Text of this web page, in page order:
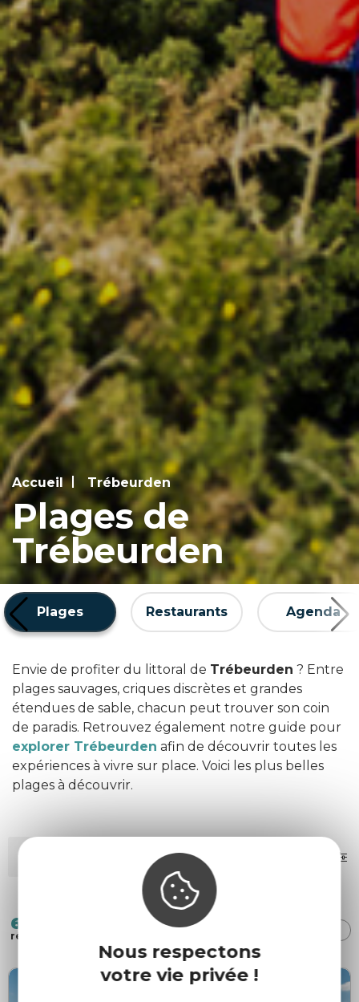
Nous respectons
votre vie privée !
Accueil Trébeurden
Plages de
Trébeurden
Plages Restaurants Agenda
Envie de profiter du littoral de Trébeurden ? Entre
plages sauvages, criques discrètes et grandes
étendues de sable, chacun peut trouver son coin
de paradis. Retrouvez également notre guide pour
explorer Trébeurden afin de découvrir toutes les
expériences à vivre sur place. Voici les plus belles
plages à découvrir.
6
résultats
TRI :